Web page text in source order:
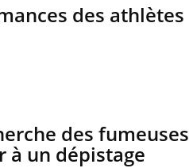
des athlètes
des fumeuses
à un dépistage